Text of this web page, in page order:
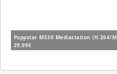
Poppstar MS30 Mediastation (H.264/
29,99€